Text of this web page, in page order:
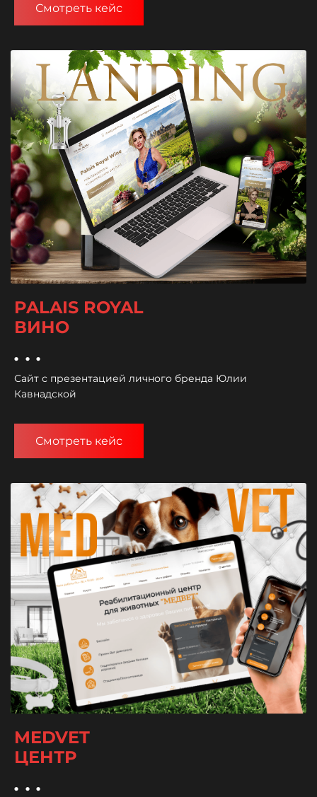
Смотреть кейс
PALAIS ROYAL
ВИНО
...
Сайт с презентацией личного бренда Юлии
Кавнадской
Смотреть кейс
MEDVET
ЦЕНТР
...